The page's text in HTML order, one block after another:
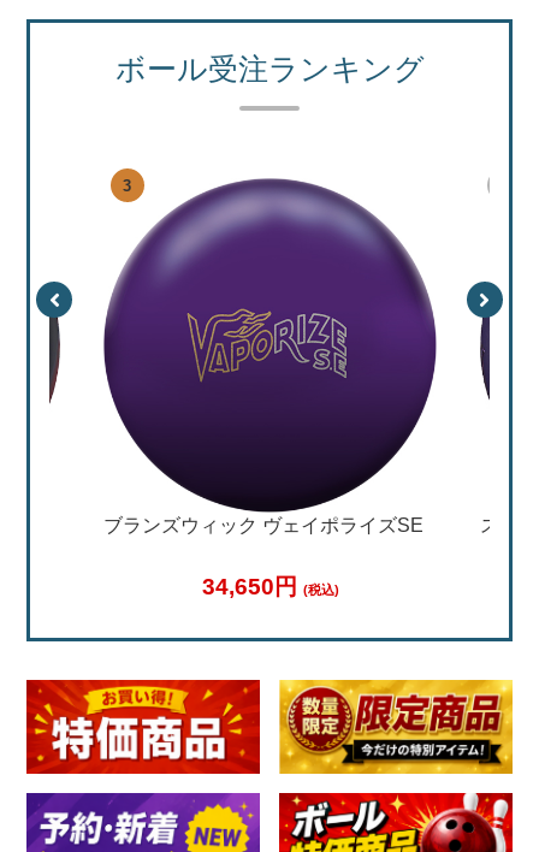
特価商品
ご利用ガイド
特定商取引法表記
個人情報保護方針
サイトポリシー
更新履歴一覧
ボール受注ランキング
ブランズウィック ヴェイポライズSE
34,650円 (税込)
スト